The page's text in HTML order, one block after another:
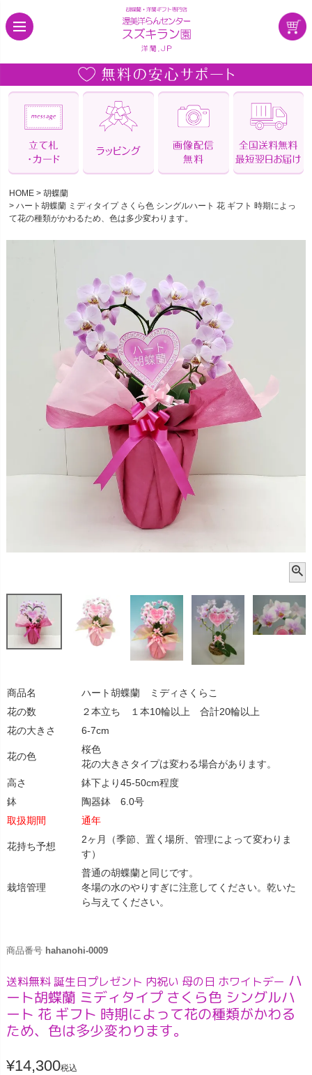
HOME
胡蝶蘭
ハート胡蝶蘭 ミディタイプ さくら色 シングルハート 花 ギフト 時期によっ
て花の種類がかわるため、色は多少変わります。
商品名
ハート胡蝶蘭 ミディさくらこ
花の数
２本立ち １本10輪以上 合計20輪以上
花の大きさ
6-7cm
花の色
桜色
花の大きさタイプは変わる場合があります。
高さ
鉢下より45-50cm程度
鉢
陶器鉢 6.0号
取扱期間
通年
花持ち予想
2ヶ月（季節、置く場所、管理によって変わりま
す）
栽培管理
普通の胡蝶蘭と同じです。
冬場の水のやりすぎに注意してください。乾いた
ら与えてください。
商品番号 hahanohi-0009
送料無料 誕生日プレゼント 内祝い 母の日 ホワイトデー ハ
ート胡蝶蘭 ミディタイプ さくら色 シングルハ
ート 花 ギフト 時期によって花の種類がかわる
ため、色は多少変わります。
¥14,300税込